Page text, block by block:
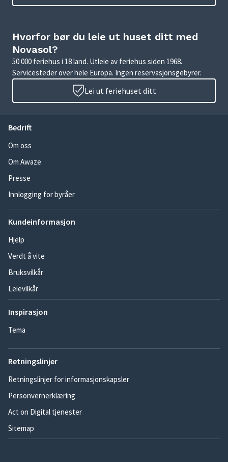
Hvorfor bør du leie ut huset ditt med
Novasol?
50 000 feriehus i 18 land. Utleie av feriehus siden 1968.
Servicesteder over hele Europa. Ingen reservasjonsgebyrer.
Lei ut feriehuset ditt
Bedrift
Om oss
Om Awaze
Presse
Innlogging for byråer
Kundeinformasjon
Hjelp
Verdt å vite
Bruksvilkår
Leievilkår
Inspirasjon
Tema
Retningslinjer
Retningslinjer for informasjonskapsler
Personvernerklæring
Act on Digital tjenester
Sitemap